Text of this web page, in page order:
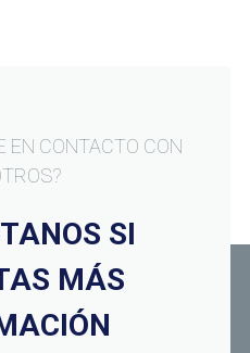
EN CONTACTO CON
SI
MÁS